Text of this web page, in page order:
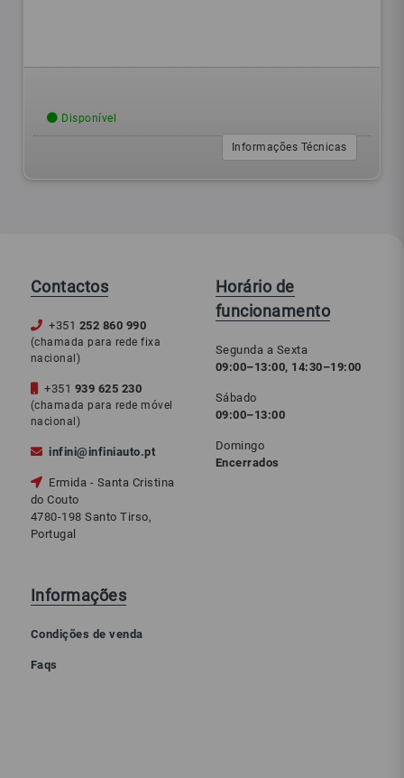
Disponível
Informações Técnicas
Contactos
+351 252 860 990
(chamada para rede fixa
nacional)
+351 939 625 230
(chamada para rede móvel
nacional)
infini@infiniauto.pt
Ermida - Santa Cristina
do Couto
4780-198 Santo Tirso,
Portugal
Horário de
funcionamento
Segunda a Sexta
09:00–13:00, 14:30–19:00
Sábado
09:00–13:00
Domingo
Encerrados
Informações
Condições de venda
Faqs